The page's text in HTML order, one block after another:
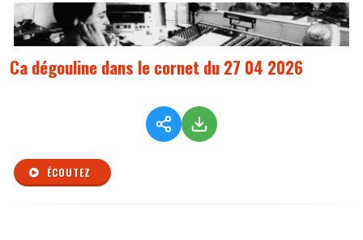
Ca dégouline dans le cornet du 27 04 2026
ÉCOUTEZ